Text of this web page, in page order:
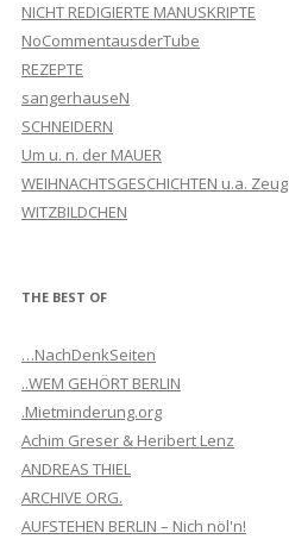
NICHT REDIGIERTE MANUSKRIPTE
NoCommentausderTube
REZEPTE
sangerhauseN
SCHNEIDERN
Um u. n. der MAUER
WEIHNACHTSGESCHICHTEN u.a. Zeug
WITZBILDCHEN
THE BEST OF
…NachDenkSeiten
..WEM GEHÖRT BERLIN
.Mietminderung.org
Achim Greser & Heribert Lenz
ANDREAS THIEL
ARCHIVE ORG.
AUFSTEHEN BERLIN – Nich nöl'n!